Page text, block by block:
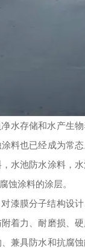
水存储和水产生
料也已经成为常
水池防水涂料，
蚀涂料的涂层。
漆膜分子结构设
着力、耐磨损、
兼具防水和抗腐